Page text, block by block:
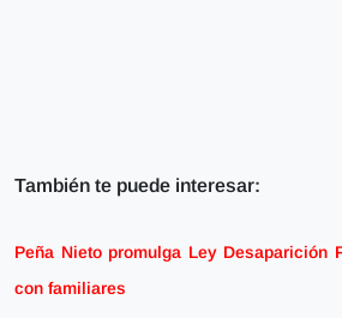
También te puede interesar:
Peña Nieto promulga Ley Desaparición
con familiares